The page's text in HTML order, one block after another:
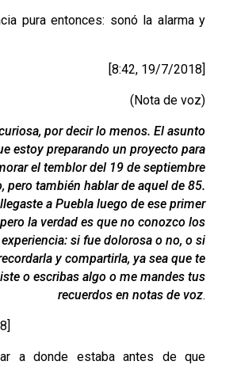
pura entonces: sonó la alarma y
[8:42, 19/7/2018]
(Nota de voz)
por decir lo menos. El asunto
estoy preparando un proyecto para
el temblor del 19 de septiembre
pero también hablar de aquel de 85.
a Puebla luego de ese primer
la verdad es que no conozco los
si fue dolorosa o no, o si
y compartirla, ya sea que te
o escribas algo o me mandes tus
recuerdos en notas de voz.
a donde estaba antes de que